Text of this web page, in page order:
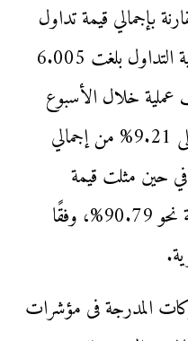
بإجمالي قيمة تداول
قدرها 302.5 مليار جنيه، وكمية التداول بلغت 6.005
منفذة على 902 ألف عملية خلال الأسبوع
الماضي، واستحوذت الأسهم على 9.21% من إجمالي
حين مثلت قيمة
التداول للسندات وأذون الخزانة نحو 90.79%، وفقًا
المدرجة فى مؤشرات